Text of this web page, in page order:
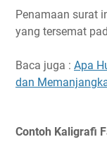
Penamaan surat
yang tersemat
Baca juga : Apa
dan
Contoh Kaligrafi